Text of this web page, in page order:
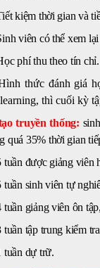
kiệm thời gian và
viên có thể xem
phí thu theo tín chỉ.
thức đánh giá
learning, thì cuối kỳ
truyền thống:
quá 35% thời gian
tuần được giảng viên
tuần sinh viên tự
tuần giảng viên ôn
tuần tập trung kiểm
tuần dự trữ.